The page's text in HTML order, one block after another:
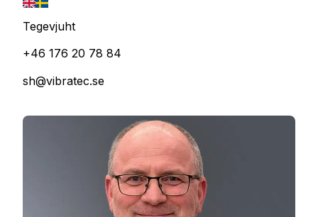
Tegevjuht
+46 176 20 78 84
sh@vibratec.se